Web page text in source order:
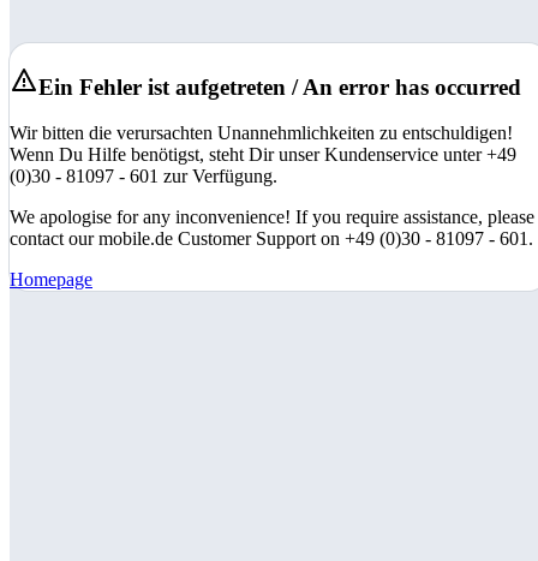
Ein Fehler ist aufgetreten / An error has occurred
Wir bitten die verursachten Unannehmlichkeiten zu entschuldigen!
Wenn Du Hilfe benötigst, steht Dir unser Kundenservice unter +49
(0)30 - 81097 - 601 zur Verfügung.
We apologise for any inconvenience! If you require assistance, please
contact our mobile.de Customer Support on +49 (0)30 - 81097 - 601.
Homepage